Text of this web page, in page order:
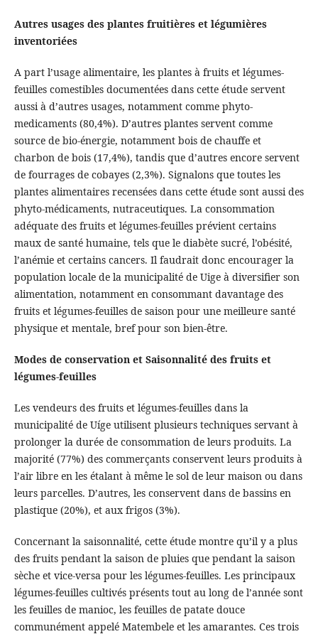
Autres usages des plantes fruitières et légumières
inventoriées
A part l’usage alimentaire, les plantes à fruits et légumes-
feuilles comestibles documentées dans cette étude servent
aussi à d’autres usages, notamment comme phyto-
medicaments (80,4%). D’autres plantes servent comme
source de bio-énergie, notamment bois de chauffe et
charbon de bois (17,4%), tandis que d’autres encore servent
de fourrages de cobayes (2,3%). Signalons que toutes les
plantes alimentaires recensées dans cette étude sont aussi des
phyto-médicaments, nutraceutiques. La consommation
adéquate des fruits et légumes-feuilles prévient certains
maux de santé humaine, tels que le diabète sucré, l’obésité,
l’anémie et certains cancers. Il faudrait donc encourager la
population locale de la municipalité de Uige à diversifier son
alimentation, notamment en consommant davantage des
fruits et légumes-feuilles de saison pour une meilleure santé
physique et mentale, bref pour son bien-être.
Modes de conservation et Saisonnalité des fruits et
légumes-feuilles
Les vendeurs des fruits et légumes-feuilles dans la
municipalité de Uíge utilisent plusieurs techniques servant à
prolonger la durée de consommation de leurs produits. La
majorité (77%) des commerçants conservent leurs produits à
l’air libre en les étalant à même le sol de leur maison ou dans
leurs parcelles. D’autres, les conservent dans de bassins en
plastique (20%), et aux frigos (3%).
Concernant la saisonnalité, cette étude montre qu’il y a plus
des fruits pendant la saison de pluies que pendant la saison
sèche et vice-versa pour les légumes-feuilles. Les principaux
légumes-feuilles cultivés présents tout au long de l’année sont
les feuilles de manioc, les feuilles de patate douce
communément appelé Matembele et les amarantes. Ces trois